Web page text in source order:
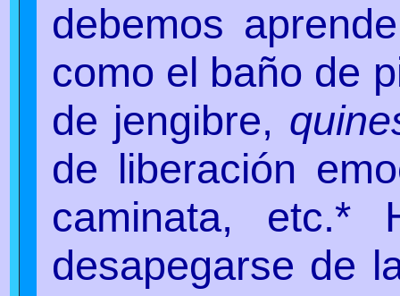
debemos
como el baño de
de jengibre,
de liberación
caminata, etc.*
desapegarse de